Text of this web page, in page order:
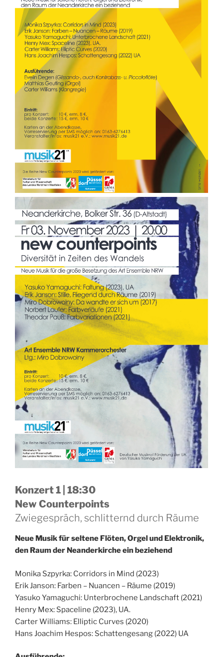
Konzert 1 | 18:30
New Counterpoints
Zwiegespräch, schlitternd durch Räume
Neue Musik für seltene Flöten, Orgel und Elektronik,
den Raum der Neanderkirche ein beziehend
Monika Szpyrka: Corridors in Mind (2023)
Erik Janson: Farben – Nuancen – Räume (2019)
Yasuko Yamaguchi: Unterbrochene Landschaft (2021)
Henry Mex: Spaceline (2023), UA.
Carter Williams: Elliptic Curves (2020)
Hans Joachim Hespos: Schattengesang (2022) UA